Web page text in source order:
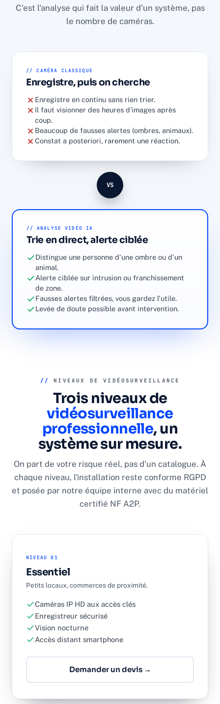
C'est l'analyse qui fait la valeur d'un système, pas
le nombre de caméras.
// CAMÉRA CLASSIQUE
Enregistre, puis on cherche
Enregistre en continu sans rien trier.
Il faut visionner des heures d'images après
coup.
Beaucoup de fausses alertes (ombres, animaux).
Constat a posteriori, rarement une réaction.
VS
// ANALYSE VIDÉO IA
Trie en direct, alerte ciblée
Distingue une personne d'une ombre ou d'un
animal.
Alerte ciblée sur intrusion ou franchissement
de zone.
Fausses alertes filtrées, vous gardez l'utile.
Levée de doute possible avant intervention.
// NIVEAUX DE VIDÉOSURVEILLANCE
Trois niveaux de
vidéosurveillance
professionnelle, un
système sur mesure.
On part de votre risque réel, pas d'un catalogue. À
chaque niveau, l'installation reste conforme RGPD
et posée par notre équipe interne avec du matériel
certifié NF A2P.
NIVEAU 01
Essentiel
Petits locaux, commerces de proximité.
Caméras IP HD aux accès clés
Enregistreur sécurisé
Vision nocturne
Accès distant smartphone
Demander un devis →